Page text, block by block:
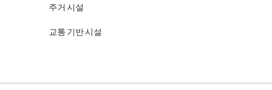
주거 시설
교통 기반 시설